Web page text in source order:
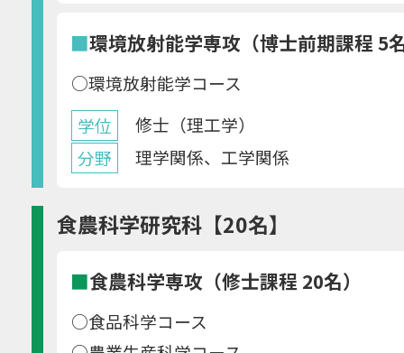
■環境放射能学専攻（博士前期課程 5
○環境放射能学コース
学位
修士（理工学）
分野
理学関係、工学関係
食農科学研究科【20名】
■食農科学専攻（修士課程 20名）
○食品科学コース